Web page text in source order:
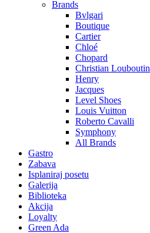
Brands
Bvlgari
Boutique
Cartier
Chloé
Chopard
Christian Louboutin
Henry
Jacques
Level Shoes
Louis Vuitton
Roberto Cavalli
Symphony
All Brands
Gastro
Zabava
Isplaniraj posetu
Galerija
Biblioteka
Akcija
Loyalty
Green Ada